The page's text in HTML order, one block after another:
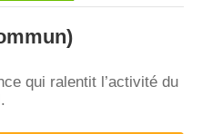
qui ralentit l’activité du